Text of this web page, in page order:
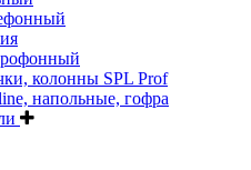
колонны SPL Prof
напольные, гофра